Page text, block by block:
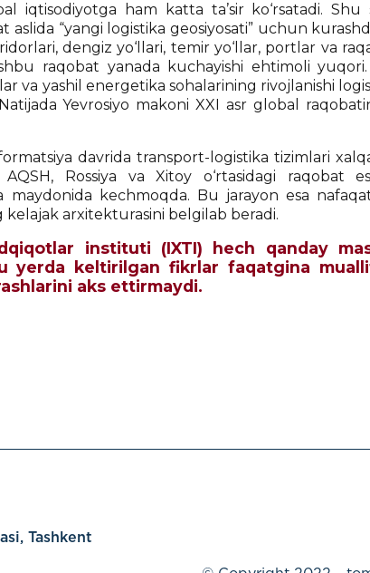
iqtisodiyotga ham katta ta’sir ko‘rsatadi. Shu
aslida “yangi logistika geosiyosati” uchun
dengiz yo‘llari, temir yo‘llar, portlar va
raqobat yanada kuchayishi ehtimoli
va yashil energetika sohalarining rivojlanishi
Yevrosiyo makoni XXI asr global
davrida transport-logistika tizimlari
Rossiya va Xitoy o‘rtasidagi raqobat
maydonida kechmoqda. Bu jarayon esa
kelajak arxitekturasini belgilab beradi.
instituti (IXTI) hech qanday
yerda keltirilgan fikrlar faqatgina
aks ettirmaydi.
Tashkent